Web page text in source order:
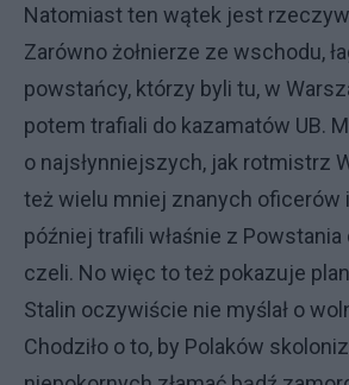
Natomiast ten wątek jest
Zarówno żołnierze ze wschodu,
powstańcy, którzy byli tu, w
potem trafiali do kazamatów UB.
o najsłynniejszych, jak rotmistrz
też wielu mniej znanych oficerów
później trafili właśnie z
czeli. No więc to też pokazuje
Stalin oczywiście nie myślał o
Chodziło o to, by Polaków